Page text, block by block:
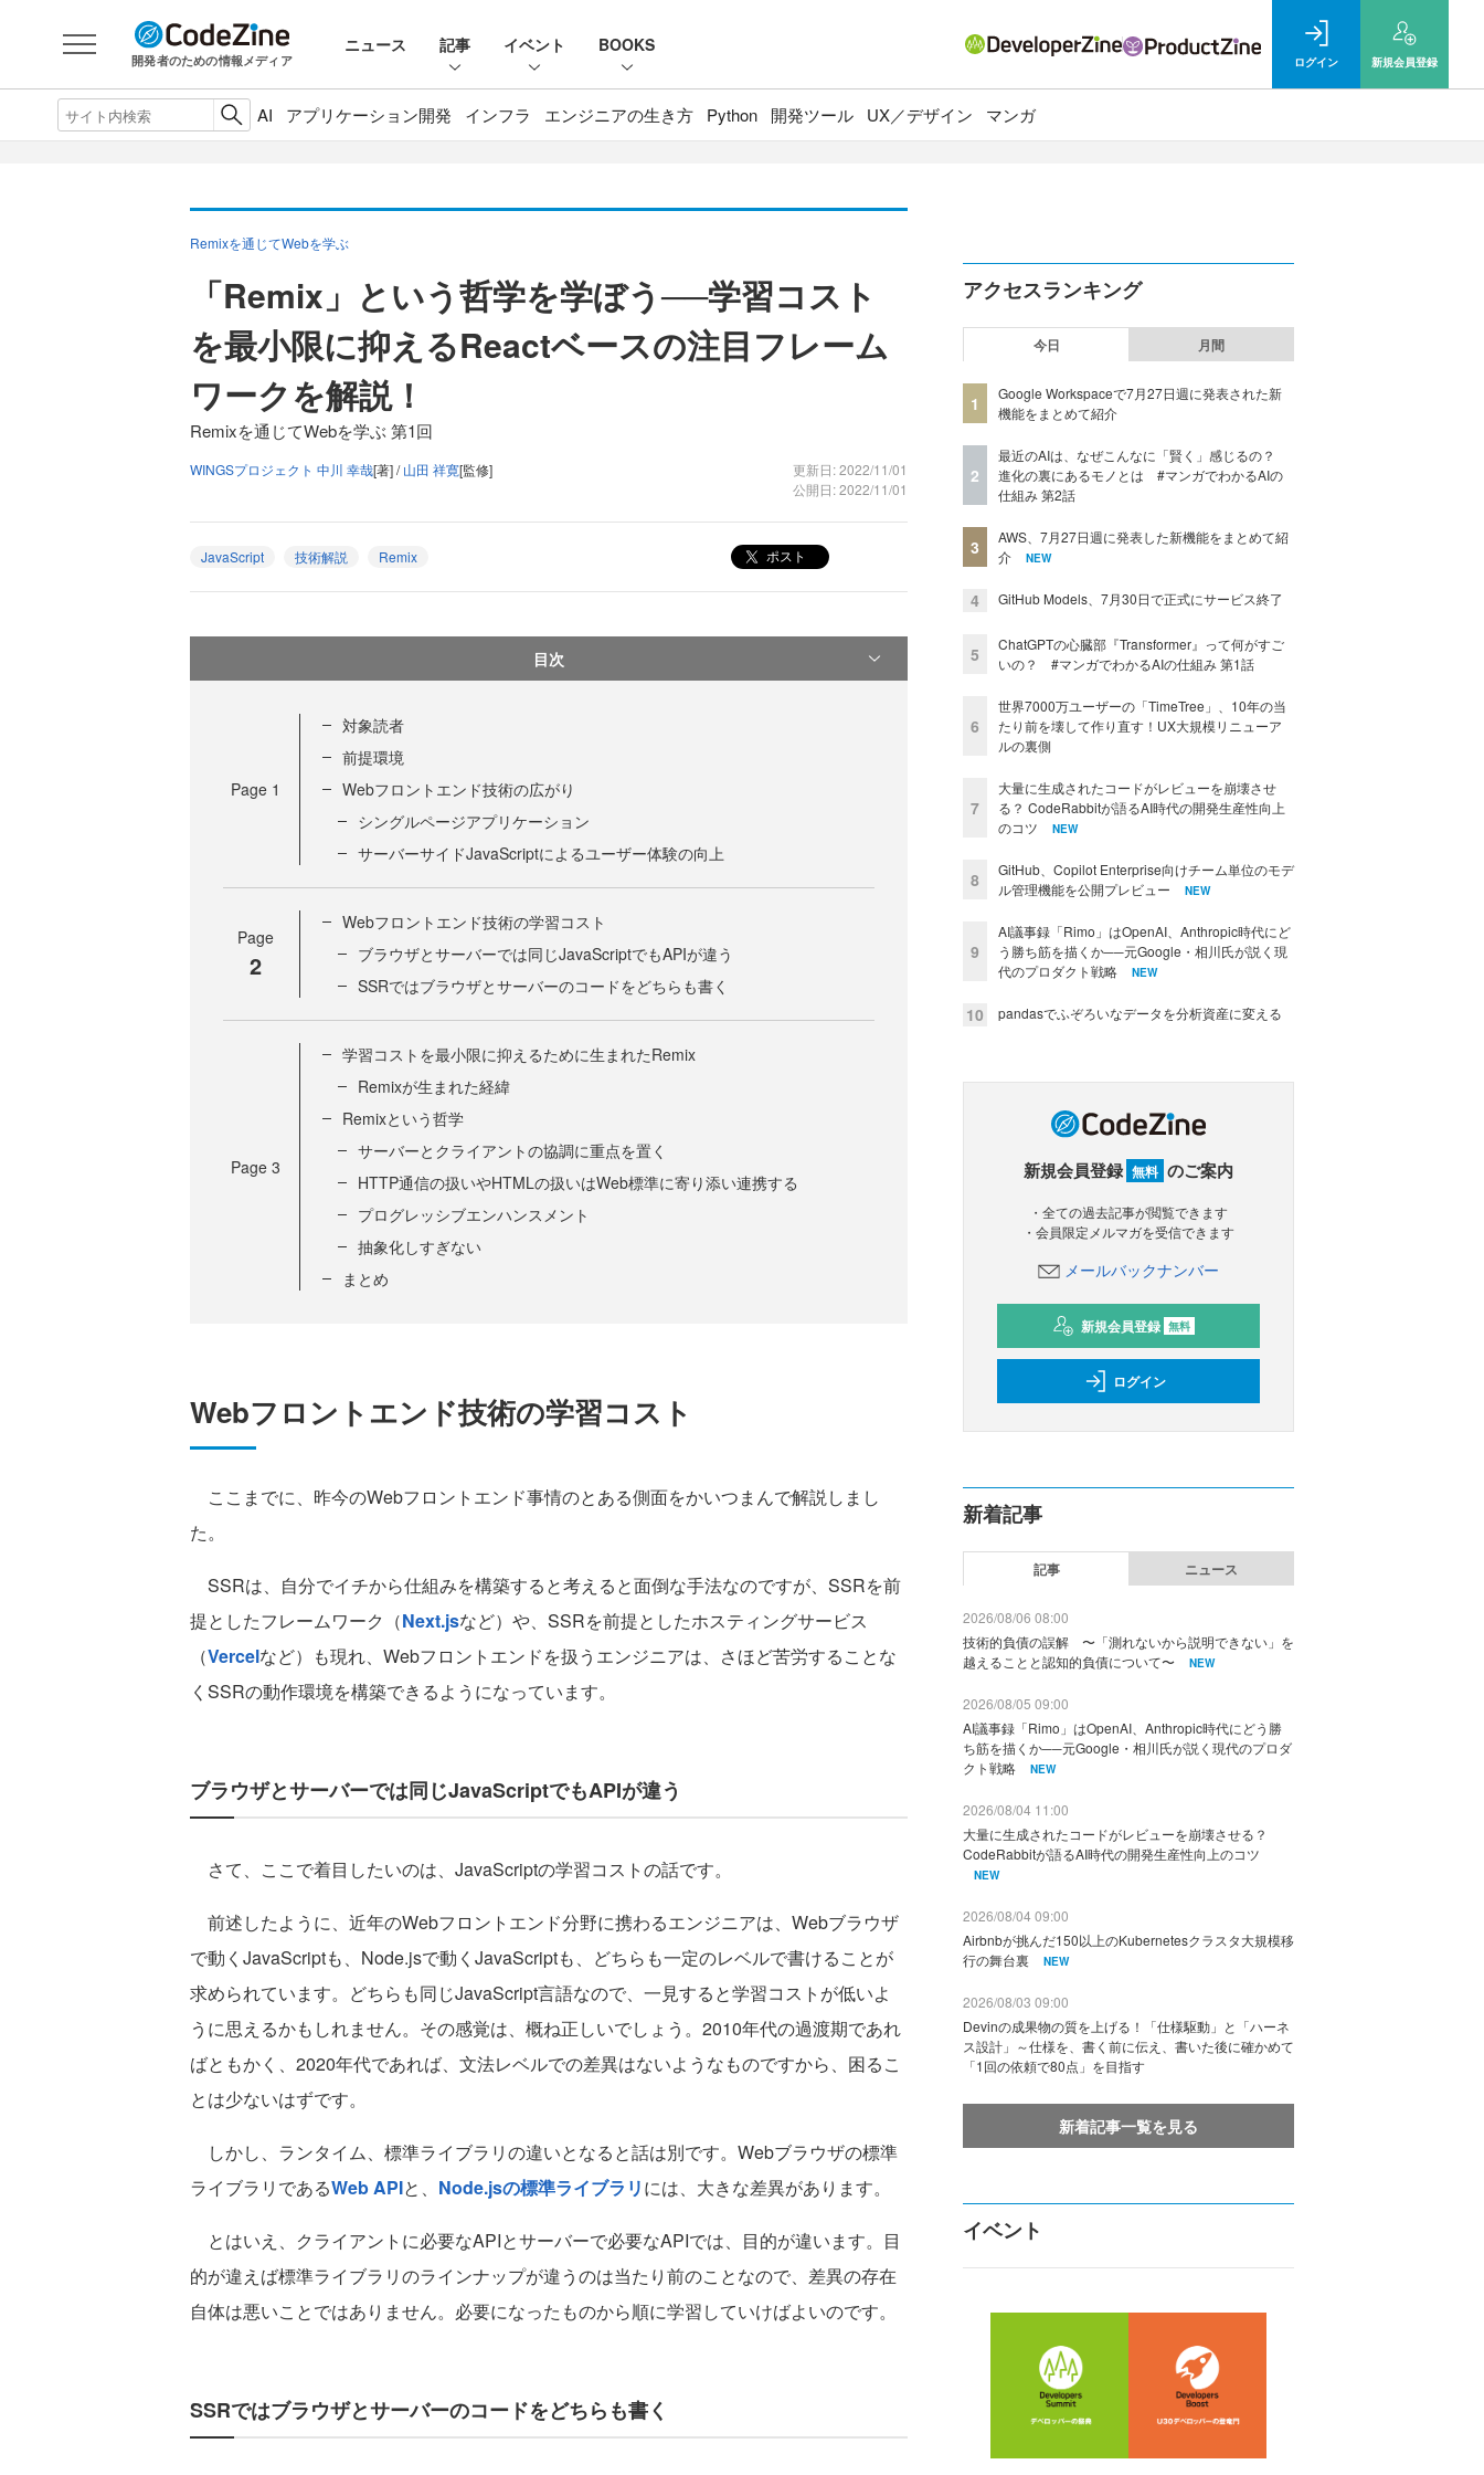
開発者のための情報メディア
ニュース 記事 イベント BOOKS
ログイン 新規会員登録
AI アプリケーション開発 インフラ エンジニアの生き方 Python 開発ツール UX／デザイン マンガ
Remixを通じてWebを学ぶ
「Remix」という哲学を学ぼう──学習コスト
を最小限に抑えるReactベースの注目フレーム
ワークを解説！
Remixを通じてWebを学ぶ 第1回
WINGSプロジェクト 中川 幸哉[著] /山田 祥寛[監修]
更新日: 2022/11/01
公開日: 2022/11/01
JavaScript 技術解説 Remix ポスト
目次
Page 1
対象読者
前提環境
Webフロントエンド技術の広がり
シングルページアプリケーション
サーバーサイドJavaScriptによるユーザー体験の向上
Page
2
Webフロントエンド技術の学習コスト
ブラウザとサーバーでは同じJavaScriptでもAPIが違う
SSRではブラウザとサーバーのコードをどちらも書く
Page 3
学習コストを最小限に抑えるために生まれたRemix
Remixが生まれた経緯
Remixという哲学
サーバーとクライアントの協調に重点を置く
HTTP通信の扱いやHTMLの扱いはWeb標準に寄り添い連携する
プログレッシブエンハンスメント
抽象化しすぎない
まとめ
Webフロントエンド技術の学習コスト
ここまでに、昨今のWebフロントエンド事情のとある側面をかいつまんで解説しまし
た。
SSRは、自分でイチから仕組みを構築すると考えると面倒な手法なのですが、SSRを前
提としたフレームワーク（Next.jsなど）や、SSRを前提としたホスティングサービス
（Vercelなど）も現れ、Webフロントエンドを扱うエンジニアは、さほど苦労することな
くSSRの動作環境を構築できるようになっています。
ブラウザとサーバーでは同じJavaScriptでもAPIが違う
さて、ここで着目したいのは、JavaScriptの学習コストの話です。
前述したように、近年のWebフロントエンド分野に携わるエンジニアは、Webブラウザ
で動くJavaScriptも、Node.jsで動くJavaScriptも、どちらも一定のレベルで書けることが
求められています。どちらも同じJavaScript言語なので、一見すると学習コストが低いよ
うに思えるかもしれません。その感覚は、概ね正しいでしょう。2010年代の過渡期であれ
ばともかく、2020年代であれば、文法レベルでの差異はないようなものですから、困るこ
とは少ないはずです。
しかし、ランタイム、標準ライブラリの違いとなると話は別です。Webブラウザの標準
ライブラリであるWeb APIと、 Node.jsの標準ライブラリには、大きな差異があります。
とはいえ、クライアントに必要なAPIとサーバーで必要なAPIでは、目的が違います。目
的が違えば標準ライブラリのラインナップが違うのは当たり前のことなので、差異の存在
自体は悪いことではありません。必要になったものから順に学習していけばよいのです。
SSRではブラウザとサーバーのコードをどちらも書く
アクセスランキング
今日 月間
1
Google Workspaceで7月27日週に発表された新
機能をまとめて紹介
2
最近のAIは、なぜこんなに「賢く」感じるの？
進化の裏にあるモノとは #マンガでわかるAIの
仕組み 第2話
3
AWS、7月27日週に発表した新機能をまとめて紹
介
NEW
4 GitHub Models、7月30日で正式にサービス終了
5
ChatGPTの心臓部『Transformer』って何がすご
いの？ #マンガでわかるAIの仕組み 第1話
6
世界7000万ユーザーの「TimeTree」、10年の当
たり前を壊して作り直す！UX大規模リニューア
ルの裏側
7
大量に生成されたコードがレビューを崩壊させ
る？ CodeRabbitが語るAI時代の開発生産性向上
のコツ
NEW
8
GitHub、Copilot Enterprise向けチーム単位のモデ
ル管理機能を公開プレビュー
NEW
9
AI議事録「Rimo」はOpenAI、Anthropic時代にど
う勝ち筋を描くか──元Google・相川氏が説く現
代のプロダクト戦略
NEW
10 pandasでふぞろいなデータを分析資産に変える
新規会員登録 無料 のご案内
・全ての過去記事が閲覧できます
・会員限定メルマガを受信できます
メールバックナンバー
新規会員登録 無料
ログイン
新着記事
記事 ニュース
2026/08/06 08:00
技術的負債の誤解 〜「測れないから説明できない」を
越えることと認知的負債について〜
NEW
2026/08/05 09:00
AI議事録「Rimo」はOpenAI、Anthropic時代にどう勝
ち筋を描くか──元Google・相川氏が説く現代のプロダ
クト戦略
NEW
2026/08/04 11:00
大量に生成されたコードがレビューを崩壊させる？
CodeRabbitが語るAI時代の開発生産性向上のコツ
NEW
2026/08/04 09:00
Airbnbが挑んだ150以上のKubernetesクラスタ大規模移
行の舞台裏
NEW
2026/08/03 09:00
Devinの成果物の質を上げる！「仕様駆動」と「ハーネ
ス設計」～仕様を、書く前に伝え、書いた後に確かめて
「1回の依頼で80点」を目指す
新着記事一覧を見る
イベント